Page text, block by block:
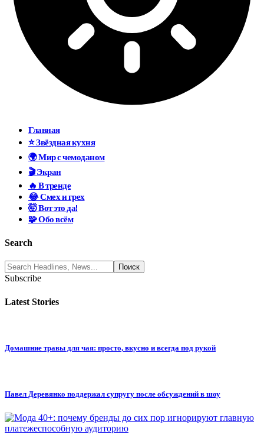
Главная
⭐ Звёздная кухня
🌍 Мир с чемоданом
🎬 Экран
🔥 В тренде
😂 Смех и грех
🤯 Вот это да!
🧩 Обо всём
Search
Subscribe
Latest Stories
Домашние травы для чая: просто, вкусно и всегда под рукой
Павел Деревянко поддержал супругу после обсуждений в шоу